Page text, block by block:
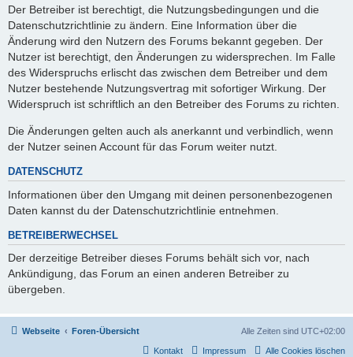
Der Betreiber ist berechtigt, die Nutzungsbedingungen und die
Datenschutzrichtlinie zu ändern. Eine Information über die
Änderung wird den Nutzern des Forums bekannt gegeben. Der
Nutzer ist berechtigt, den Änderungen zu widersprechen. Im Falle
des Widerspruchs erlischt das zwischen dem Betreiber und dem
Nutzer bestehende Nutzungsvertrag mit sofortiger Wirkung. Der
Widerspruch ist schriftlich an den Betreiber des Forums zu richten.
Die Änderungen gelten auch als anerkannt und verbindlich, wenn
der Nutzer seinen Account für das Forum weiter nutzt.
DATENSCHUTZ
Informationen über den Umgang mit deinen personenbezogenen
Daten kannst du der Datenschutzrichtlinie entnehmen.
BETREIBERWECHSEL
Der derzeitige Betreiber dieses Forums behält sich vor, nach
Ankündigung, das Forum an einen anderen Betreiber zu
übergeben.
Webseite Foren-Übersicht Alle Zeiten sind UTC+02:00
Alle Cookies löschen
Impressum
Kontakt